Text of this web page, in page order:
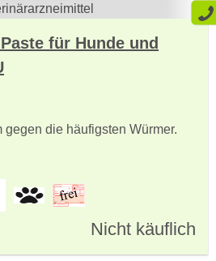
für Hunde und
gegen die häufigsten Würmer.
Nicht käuflich